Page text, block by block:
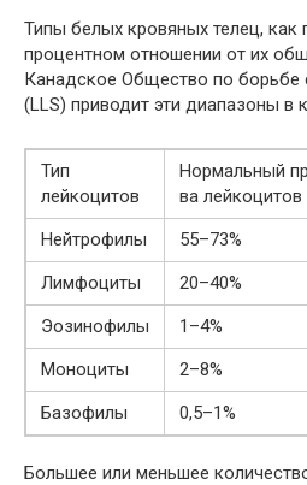
Типы белых кровяных телец, как
процентном отношении от их
Канадское Общество по борьбе
(LLS) приводит эти диапазоны в
Тип
лейкоцитов
Нормальный
ва лейкоцитов
Нейтрофилы
55–73%
Лимфоциты
20–40%
Эозинофилы
1–4%
Моноциты
2–8%
Базофилы
0,5–1%
Большее или меньшее